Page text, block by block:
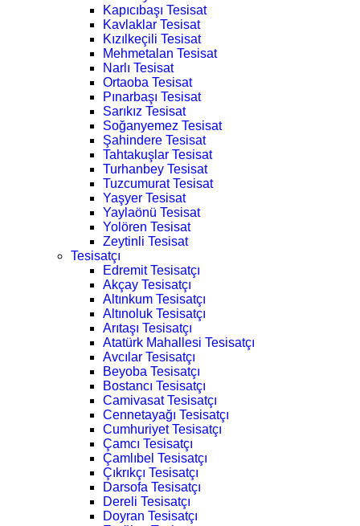
Kapıcıbaşı Tesisat
Kavlaklar Tesisat
Kızılkeçili Tesisat
Mehmetalan Tesisat
Narlı Tesisat
Ortaoba Tesisat
Pınarbaşı Tesisat
Sarıkız Tesisat
Soğanyemez Tesisat
Şahindere Tesisat
Tahtakuşlar Tesisat
Turhanbey Tesisat
Tuzcumurat Tesisat
Yaşyer Tesisat
Yaylaönü Tesisat
Yolören Tesisat
Zeytinli Tesisat
Tesisatçı
Edremit Tesisatçı
Akçay Tesisatçı
Altınkum Tesisatçı
Altınoluk Tesisatçı
Arıtaşı Tesisatçı
Atatürk Mahallesi Tesisatçı
Avcılar Tesisatçı
Beyoba Tesisatçı
Bostancı Tesisatçı
Camivasat Tesisatçı
Cennetayağı Tesisatçı
Cumhuriyet Tesisatçı
Çamcı Tesisatçı
Çamlıbel Tesisatçı
Çıkrıkçı Tesisatçı
Darsofa Tesisatçı
Dereli Tesisatçı
Doyran Tesisatçı